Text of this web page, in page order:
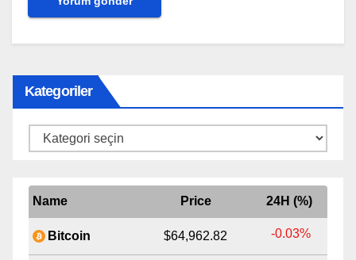
Kategoriler
Kategoriler
Name Price 24H (%)
Bitcoin $64,962.82 -0.03%